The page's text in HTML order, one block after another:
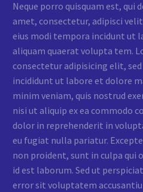
Neque porro quisquam est, qui
amet, consectetur, adipisci
eius modi tempora incidunt ut
aliquam quaerat volupta tem.
consectetur adipisicing elit,
incididunt ut labore et dolore
minim veniam, quis nostrud
nisi ut aliquip ex ea commodo
dolor in reprehenderit in
eu fugiat nulla pariatur.
non proident, sunt in culpa qui
id est laborum. Sed ut
error sit voluptatem